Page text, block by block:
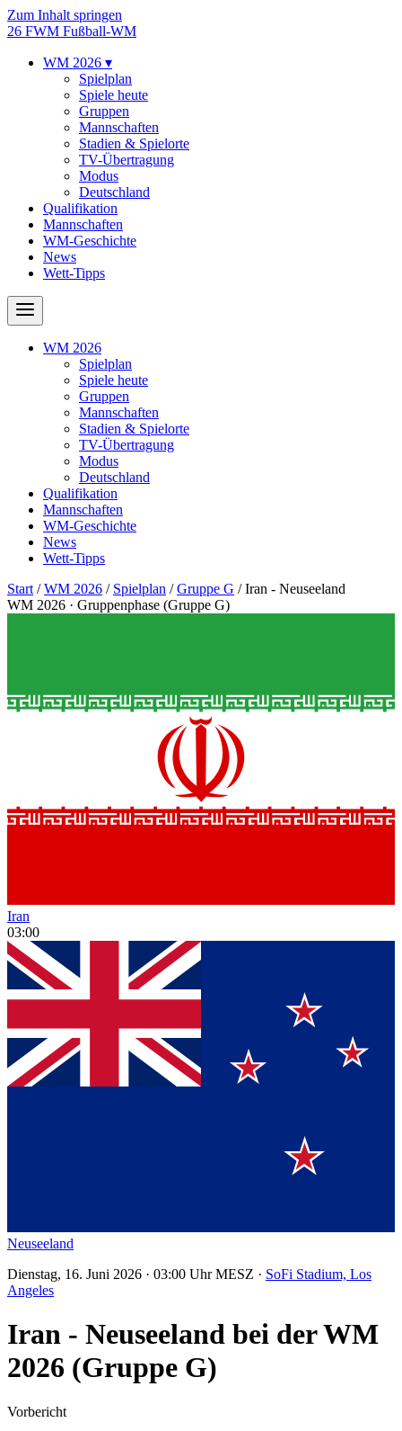
Zum Inhalt springen
26 FWM Fußball-WM
WM 2026 ▾
Spielplan
Spiele heute
Gruppen
Mannschaften
Stadien & Spielorte
TV-Übertragung
Modus
Deutschland
Qualifikation
Mannschaften
WM-Geschichte
News
Wett-Tipps
WM 2026
Spielplan
Spiele heute
Gruppen
Mannschaften
Stadien & Spielorte
TV-Übertragung
Modus
Deutschland
Qualifikation
Mannschaften
WM-Geschichte
News
Wett-Tipps
Start /WM 2026 / Spielplan /Gruppe G /Iran - Neuseeland
WM 2026 · Gruppenphase (Gruppe G)
Iran
03:00
Neuseeland
Dienstag, 16. Juni 2026 · 03:00 Uhr MESZ · SoFi Stadium, Los
Angeles
Iran - Neuseeland bei der WM
2026 (Gruppe G)
Vorbericht